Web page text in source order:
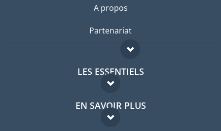
A propos
Partenariat
LES ESSENTIELS
Forum expatriés
Guides pays
EN SAVOIR PLUS
FAQ